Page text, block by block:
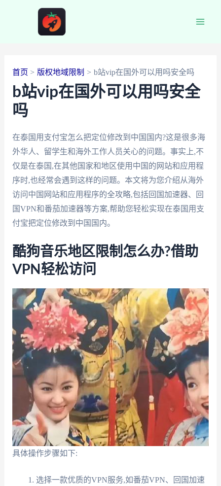
首页 版权地域限制 b站vip在国外可以用吗安全吗
b站vip在国外可以用吗安全
吗
在泰国用支付宝怎么把定位修改到中国国内?这是很多海
外华人、留学生和海外工作人员关心的问题。事实上,不
仅是在泰国,在其他国家和地区使用中国的网站和应用程
序时,也经常会遇到这样的问题。本文将为您介绍从海外
访问中国网站和应用程序的全攻略,包括回国加速器、回
国VPN和番茄加速器等方案,帮助您轻松实现在泰国用支
付宝把定位修改到中国国内。
酷狗音乐地区限制怎么办?借助
VPN轻松访问
具体操作步骤如下:
选择一款优质的VPN服务,如番茄VPN、回国加速